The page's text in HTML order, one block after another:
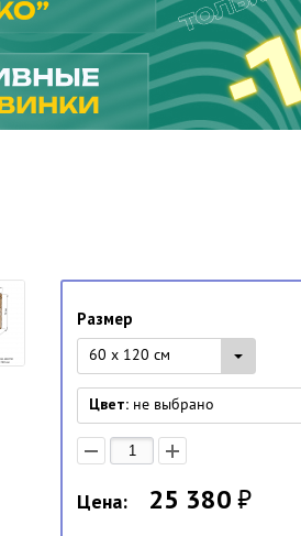
Размер
60 x 120 см
Цвет: не выбрано
Цена: 25 380₽